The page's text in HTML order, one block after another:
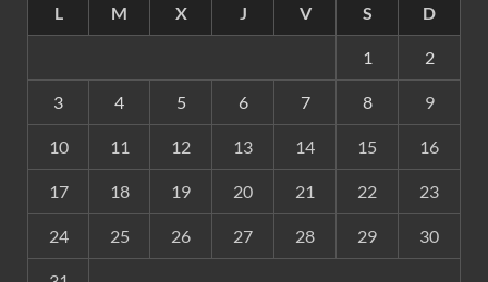
L
M X J V S D
1 2
3 4 5 6 7 8 9
10 11 12 13 14 15 16
17 18 19 20 21 22 23
24 25 26 27 28 29 30